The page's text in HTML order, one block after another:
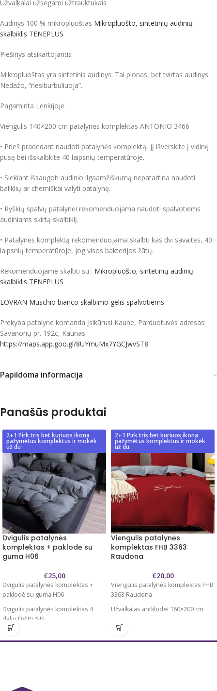
Užvalkalai užsegami užtrauktukais
Audinys 100 % mikropluoštas Mikropluošto, sintetinių audinių
skalbiklis TENEPLUS
Piešinys atsikartojantis
Mikropluoštas yra sintetinis audinys. Tai plonas, bet tvirtas audinys.
Nedažo, “nesiburbuliuoja”.
Pagaminta Lenkijoje.
Viengulis 140×200 cm patalynės komplektas ANTONIO 3466
• Prieš pradedant naudoti patalynės komplektą, jį išverskite į vidinę
pusę bei išskalbkite 40 laipsnių temperatūroje.
• Siekiant išsaugoti audinio ilgaamžiškumą nepatartina naudoti
baliklių ar chemiškai valyti patalynę.
• Ryškių spalvų patalynei rekomenduojama naudoti spalvotiems
audiniams skirtą skalbiklį.
• Patalynės komplektą rekomenduojama skalbti kas dvi savaites, 40
laipsnių temperatūroje, jog visos bakterijos žūtų.
Rekomenduojame skalbti su : Mikropluošto, sintetinių audinių
skalbiklis TENEPLUS
LOVRAN Muschio bianco skalbimo gelis spalvotiems
Prekyba patalyne komanda įsikūrusi Kaune, Parduotuvės adresas:
Savanorių pr. 192c, Kaunas
https://maps.app.goo.gl/8UYmuMx7YGCJwvST8
Papildoma informacija
Panašūs produktai
2+1 Pirk tris bet kuriuos ikona
pažymėtus komplektus ir mokėk
už du
Dvigulis patalynės
komplektas + paklodė su
guma H06
€25,00
Dvigulis patalynės komplektas +
paklodė su guma H06
Dvigulis patalynės komplektas 4
dalių DVIPUSIS
Užvalkalas antklodei 220×200 cm
2+1 Pirk tris bet kuriuos ikona
pažymėtus komplektus ir mokėk
už du
Viengulis patalynės
komplektas FHB 3363
Raudona
€20,00
Viengulis patalynės komplektas FHB
3363 Raudona
Užvalkalas antklodei 160×200 cm
Užvalkalas pagalvei 70×80 cm – 2 vnt
Paklodė 180x225 cm